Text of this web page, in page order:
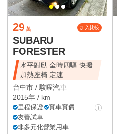
29 萬 加入比較
SUBARU
FORESTER
水平對臥 全時四驅 快撥
加熱座椅 定速
台中市 /駿曜汽車
2015年 / km
里程保證
實車實價
友善試車
非多元化營業用車